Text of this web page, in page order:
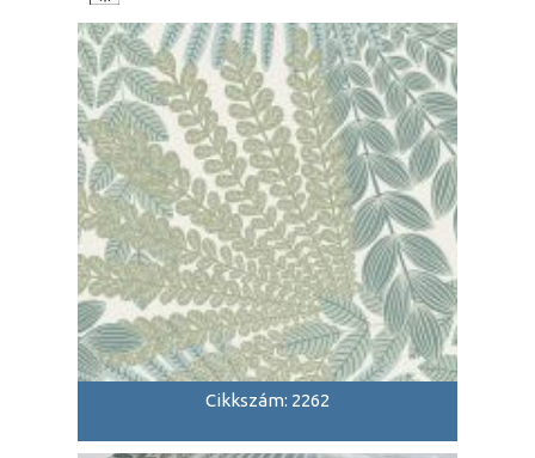
Cikkszám: 2262